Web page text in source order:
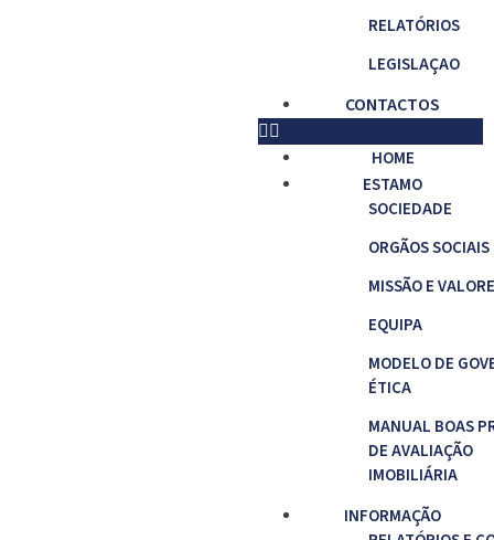
RELATÓRIOS
LEGISLAÇAO
CONTACTOS
HOME
ESTAMO
SOCIEDADE
ORGÃOS SOCIAIS
MISSÃO E
EQUIPA
MODELO DE
ÉTICA
MANUAL BOAS
DE AVALIAÇÃO
IMOBILIÁRIA
INFORMAÇÃO